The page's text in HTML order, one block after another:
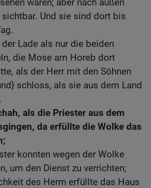
Und sie sind dort bis
Lade als nur die beiden
die Mose am Horeb dort
als der Herr mit den Söhnen
schloss, als sie aus dem Land
als die Priester aus dem
da erfüllte die Wolke das
konnten wegen der Wolke
um den Dienst zu verrichten;
des Herrn erfüllte das Haus